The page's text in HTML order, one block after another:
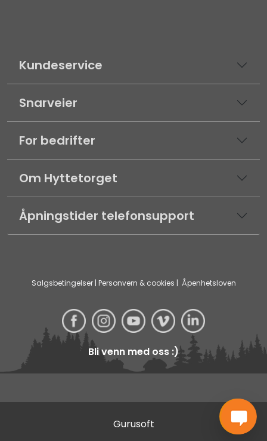
Kundeservice
Snarveier
For bedrifter
Om Hyttetorget
Åpningstider telefonsupport
Salgsbetingelser| Personvern & cookies | Åpenhetsloven
Bli venn med oss :)
Gurusoft